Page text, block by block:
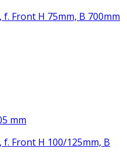
Front H 75mm, B 700mm
mm
Front H 100/125mm, B